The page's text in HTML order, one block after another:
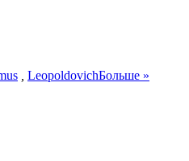
, LeopoldovichБольше »